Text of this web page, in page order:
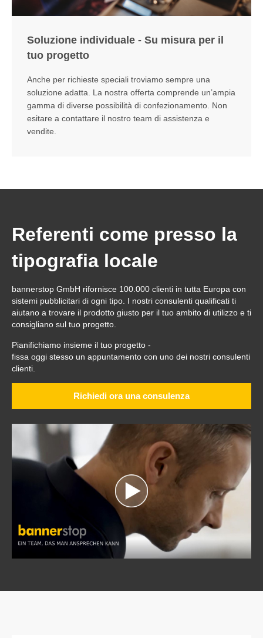
Soluzione individuale - Su misura per il
tuo progetto
Anche per richieste speciali troviamo sempre una
soluzione adatta. La nostra offerta comprende un’ampia
gamma di diverse possibilità di confezionamento. Non
esitare a contattare il nostro team di assistenza e
vendite.
Referenti come presso la
tipografia locale
bannerstop GmbH rifornisce 100.000 clienti in tutta Europa con
sistemi pubblicitari di ogni tipo. I nostri consulenti qualificati ti
aiutano a trovare il prodotto giusto per il tuo ambito di utilizzo e ti
consigliano sul tuo progetto.
Pianifichiamo insieme il tuo progetto -
fissa oggi stesso un appuntamento con uno dei nostri consulenti
clienti.
Richiedi ora una consulenza